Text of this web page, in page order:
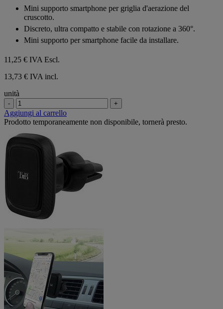
Mini supporto smartphone per griglia d'aerazione del
cruscotto.
Discreto, ultra compatto e stabile con rotazione a 360°.
Mini supporto per smartphone facile da installare.
11,25 € IVA Escl.
13,73 € IVA incl.
unità
- +
Aggiungi al carrello
Prodotto temporaneamente non disponibile, tornerà presto.